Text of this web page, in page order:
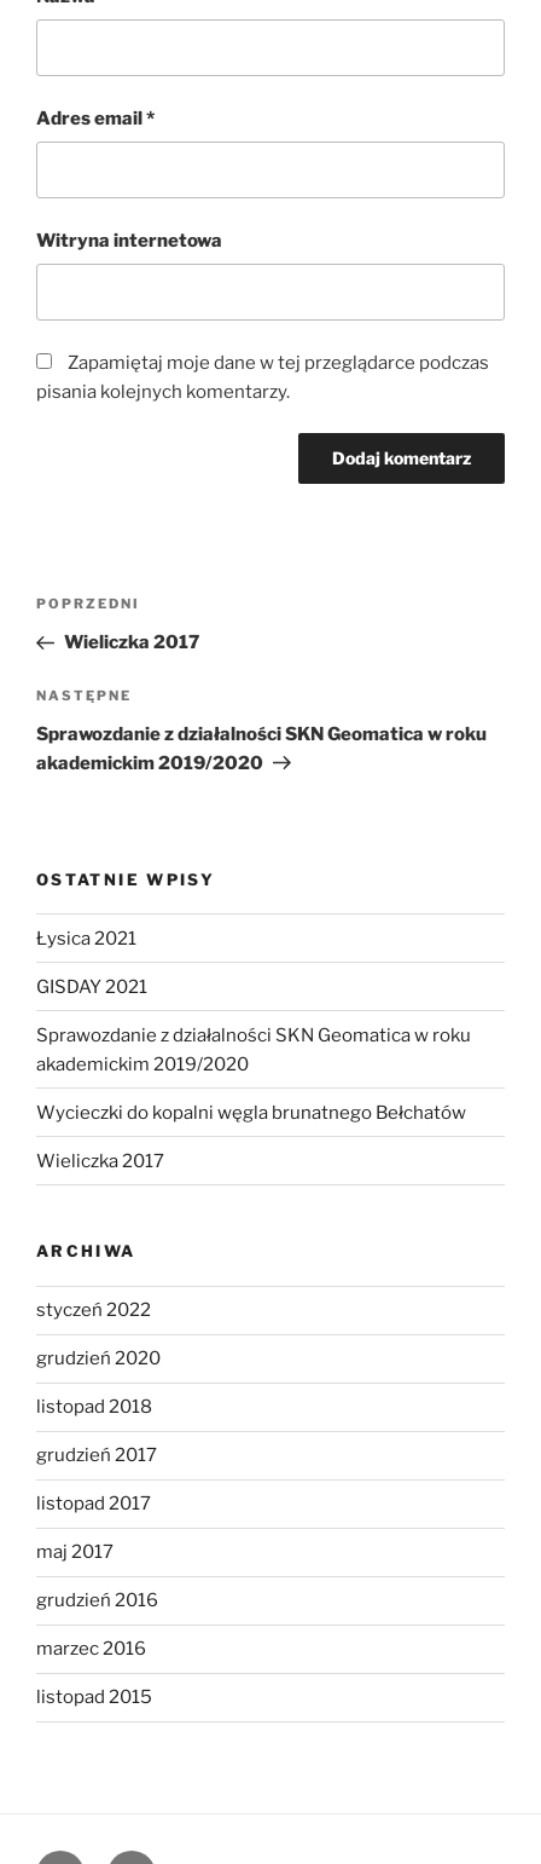
Adres email*
Witryna internetowa
Zapamiętaj moje dane w tej przeglądarce podczas
pisania kolejnych komentarzy.
Nawigacja
Poprzedni
wpis
POPRZEDNI
Wieliczka 2017
Następny
wpis
NASTĘPNE
Sprawozdanie z działalności SKN Geomatica w roku
akademickim 2019/2020
OSTATNIE WPISY
Łysica 2021
GISDAY 2021
Sprawozdanie z działalności SKN Geomatica w roku
akademickim 2019/2020
Wycieczki do kopalni węgla brunatnego Bełchatów
Wieliczka 2017
ARCHIWA
styczeń 2022
grudzień 2020
listopad 2018
grudzień 2017
listopad 2017
maj 2017
grudzień 2016
marzec 2016
listopad 2015